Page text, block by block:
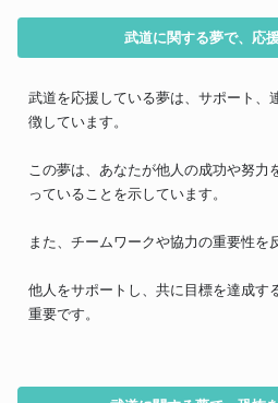
武道に関する夢で、応
武道を応援している夢は、サポート、
徴しています。
この夢は、あなたが他人の成功や努力
っていることを示しています。
また、チームワークや協力の重要性を
他人をサポートし、共に目標を達成す
重要です。